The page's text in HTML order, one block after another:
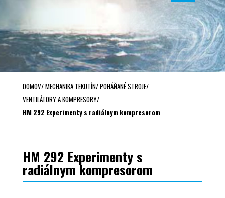
DOMOV/MECHANIKA TEKUTÍN/POHÁŇANÉ STROJE/
VENTILÁTORY A KOMPRESORY/
HM 292 Experimenty s radiálnym kompresorom
HM 292 Experimenty s
radiálnym kompresorom